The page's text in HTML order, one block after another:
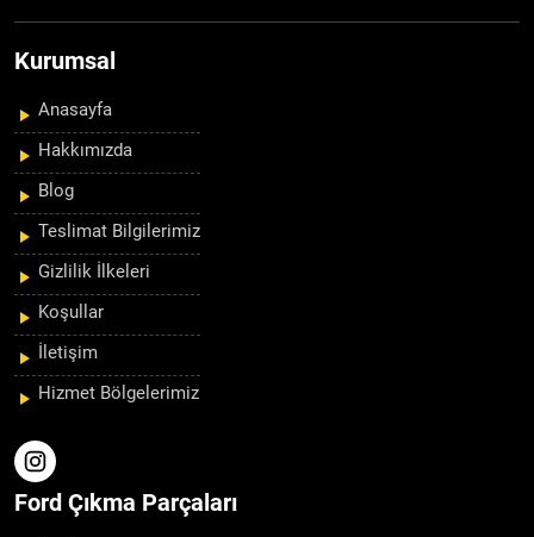
Kurumsal
Anasayfa
Hakkımızda
Blog
Teslimat Bilgilerimiz
Gizlilik İlkeleri
Koşullar
İletişim
Hizmet Bölgelerimiz
Ford Çıkma Parçaları